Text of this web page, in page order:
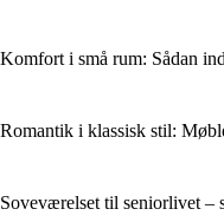
Komfort i små rum: Sådan
Romantik i klassisk stil:
Soveværelset til seniorlivet –